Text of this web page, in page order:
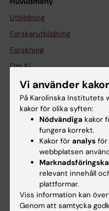
Utbildning
Forskarutbildning
Forskning
Om KI
På gång
Nyheter
Kalender
Schema
Vi använder
På Karolinska Institutets
kakor för olika syften:
Nödvändiga kakor
fungera korrekt.
Kakor för analys för
webbplatsen
relevant innehåll
plattformar.
Viss information kan
Genom att samtycka